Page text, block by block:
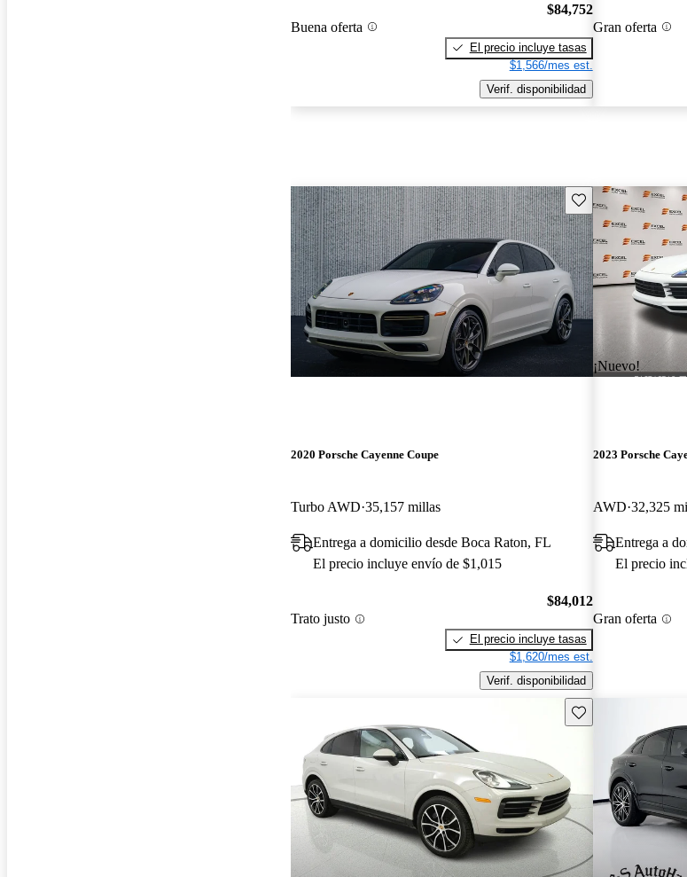
Buena oferta
$84,752
El precio incluye tasas
$1,566/mes est.
Verif. disponibilidad
Gran oferta
Guarda este Aviso
2020 Porsche Cayenne Coupe
Turbo AWD 35,157 millas
Entrega a domicilio desde Boca Raton, FL
El precio incluye envío de $1,015
Trato justo
$84,012
El precio incluye tasas
$1,620/mes est.
Verif. disponibilidad
¡Nuevo!
2023 Porsche
AWD 32,325
Entrega a
El precio
Gran oferta
Guarda este Aviso